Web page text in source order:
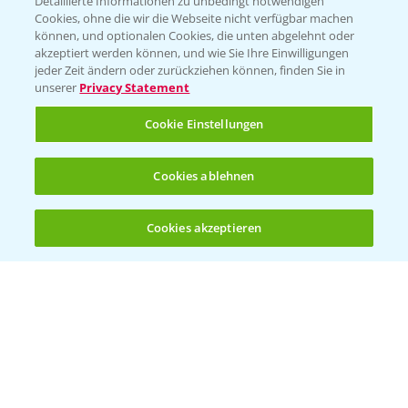
(noch 4)
Folgen Sie uns
Allgemeine Nutzungsbedingungen
Datenschutzerklärung
Cookies, ohne die wir die Webseite nicht verfügbar machen
können, und optionalen Cookies, die unten abgelehnt oder
akzeptiert werden können, und wie Sie Ihre Einwilligungen
jeder Zeit ändern oder zurückziehen können, finden Sie in
unserer Privacy Statement
Cookie Einstellungen
Cookies ablehnen
Cookies akzeptieren